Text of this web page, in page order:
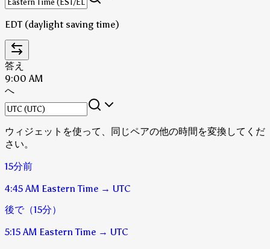
EDT (daylight saving time)
答え
9:00 AM
へ
ウィジェットを使って、同じペアの他の時間を変換してくだ
さい。
15分前
4:45 AM Eastern Time → UTC
後で（15分）
5:15 AM Eastern Time → UTC